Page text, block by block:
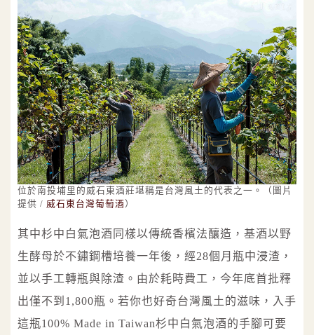
位於南投埔里的威石東酒莊堪稱是台灣風土的代表之一。（圖片
提供 / 威石東台灣葡萄酒 ）
其中杉中白氣泡酒同樣以傳統香檳法釀造，基酒以野
生酵母於不鏽鋼槽培養一年後，經28個月瓶中浸渣，
並以手工轉瓶與除渣。由於耗時費工，今年底首批釋
出僅不到1,800瓶。若你也好奇台灣風土的滋味，入手
這瓶100% Made in Taiwan杉中白氣泡酒的手腳可要